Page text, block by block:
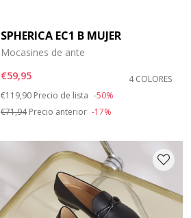
SPHERICA EC1 B MUJER
Mocasines de ante
€59,95
4 COLORES
Price reduced from
€119,90 to
Precio de lista -50%
€71,94Precio anterior -17%